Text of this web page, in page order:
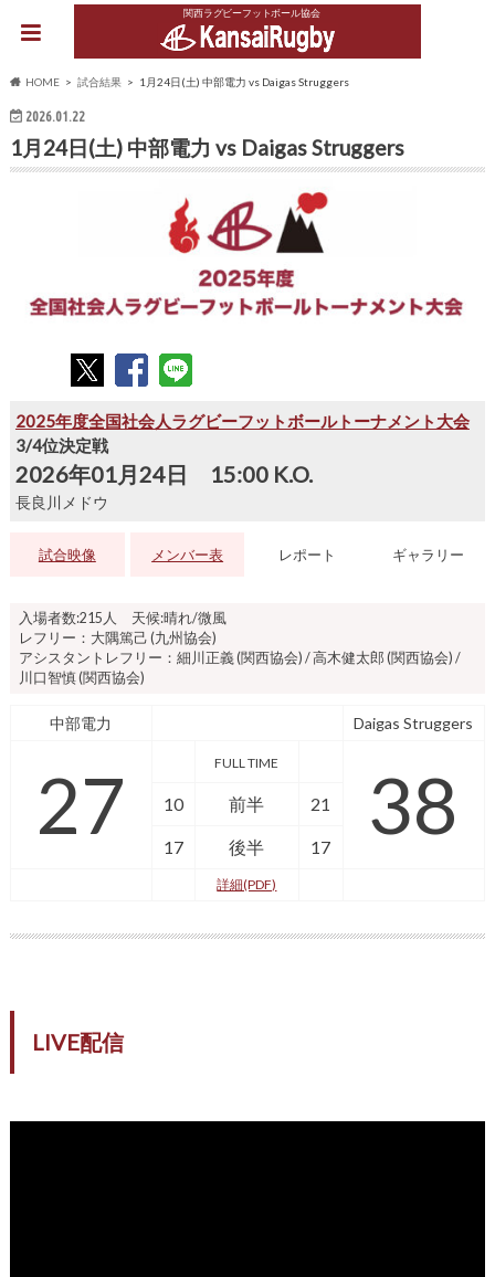
関西ラグビーフットボール協会
HOME 試合結果 1月24日(土) 中部電力 vs Daigas Struggers
2026.01.22
1月24日(土) 中部電力 vs Daigas Struggers
2025年度全国社会人ラグビーフットボールトーナメント大会
3/4位決定戦
2026年01月24日 15:00 K.O.
長良川メドウ
試合映像 メンバー表 レポート ギャラリー
入場者数:215人 天候:晴れ/微風
レフリー：大隅篤己 (九州協会)
アシスタントレフリー：細川正義 (関西協会) / 高木健太郎 (関西協会) /
川口智慎 (関西協会)
中部電力 Daigas Struggers
27 FULL TIME 38
10 前半 21
17 後半 17
詳細(PDF)
LIVE配信